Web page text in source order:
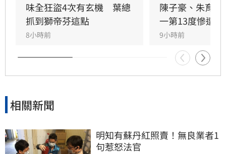
味全狂盜4次有玄機　葉總
抓到獅帝芬這點
8小時前
陳子豪、朱育
一第13度慘遭
9小時前
相關新聞
明知有蘇丹紅照賣！無良業者1
句惹怒法官